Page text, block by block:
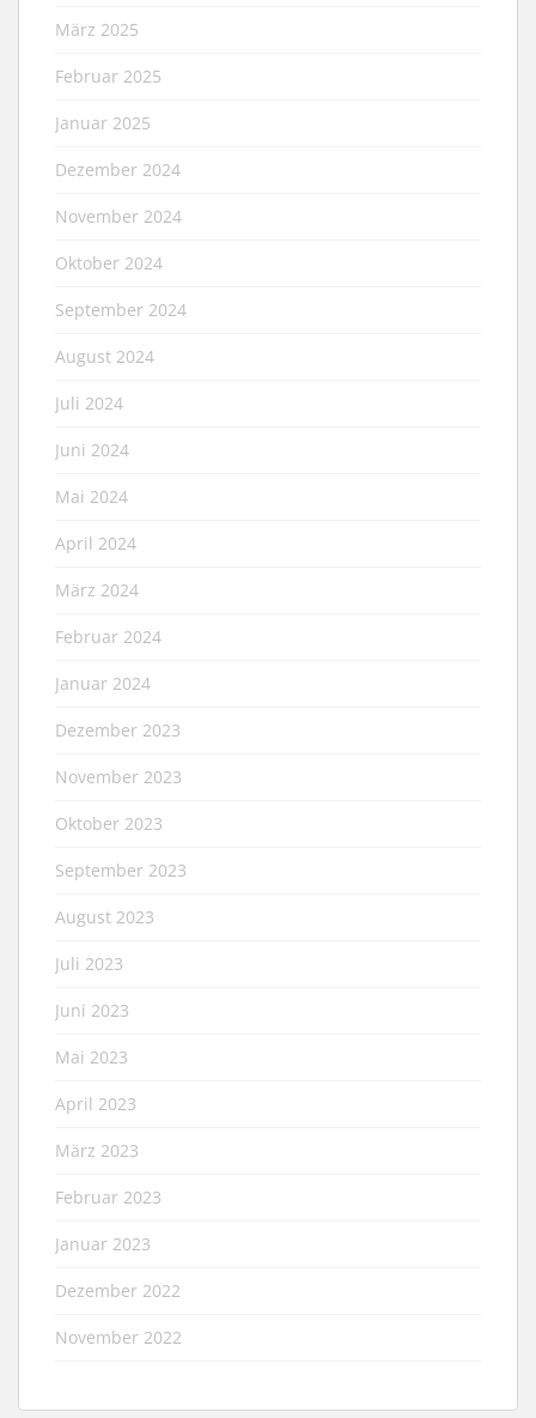
März 2025
Februar 2025
Januar 2025
Dezember 2024
November 2024
Oktober 2024
September 2024
August 2024
Juli 2024
Juni 2024
Mai 2024
April 2024
März 2024
Februar 2024
Januar 2024
Dezember 2023
November 2023
Oktober 2023
September 2023
August 2023
Juli 2023
Juni 2023
Mai 2023
April 2023
März 2023
Februar 2023
Januar 2023
Dezember 2022
November 2022